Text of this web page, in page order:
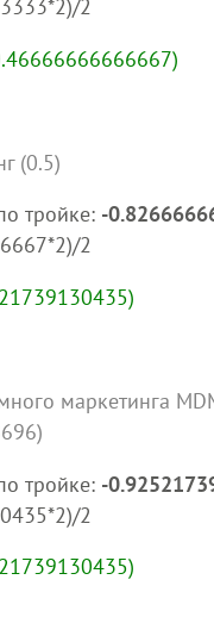
2
(0.5)
тройке: -
2
маркетинга
тройке: -
2